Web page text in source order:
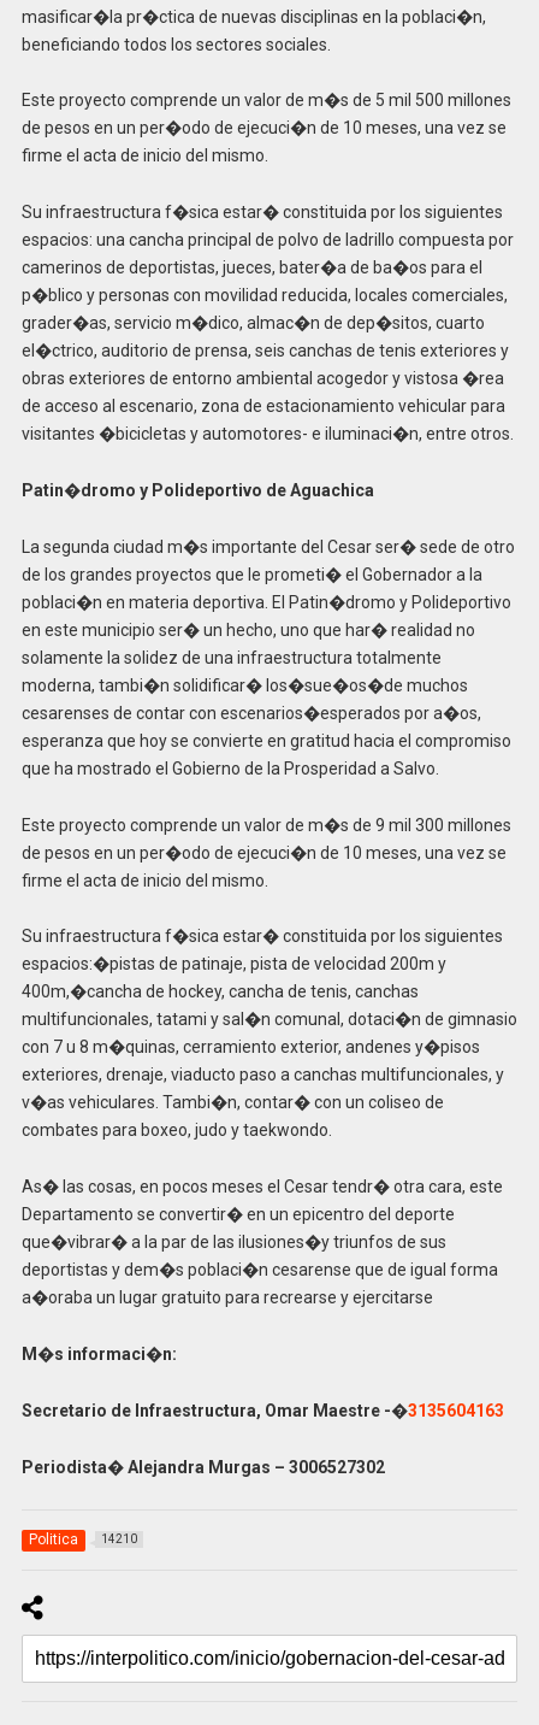
masificar�la pr�ctica de nuevas disciplinas en la poblaci�n,
beneficiando todos los sectores sociales.
Este proyecto comprende un valor de m�s de 5 mil 500 millones
de pesos en un per�odo de ejecuci�n de 10 meses, una vez se
firme el acta de inicio del mismo.
Su infraestructura f�sica estar� constituida por los siguientes
espacios: una cancha principal de polvo de ladrillo compuesta por
camerinos de deportistas, jueces, bater�a de ba�os para el
p�blico y personas con movilidad reducida, locales comerciales,
grader�as, servicio m�dico, almac�n de dep�sitos, cuarto
el�ctrico, auditorio de prensa, seis canchas de tenis exteriores y
obras exteriores de entorno ambiental acogedor y vistosa �rea
de acceso al escenario, zona de estacionamiento vehicular para
visitantes �bicicletas y automotores- e iluminaci�n, entre otros.
Patin�dromo y Polideportivo de Aguachica
La segunda ciudad m�s importante del Cesar ser� sede de otro
de los grandes proyectos que le prometi� el Gobernador a la
poblaci�n en materia deportiva. El Patin�dromo y Polideportivo
en este municipio ser� un hecho, uno que har� realidad no
solamente la solidez de una infraestructura totalmente
moderna, tambi�n solidificar� los�sue�os�de muchos
cesarenses de contar con escenarios�esperados por a�os,
esperanza que hoy se convierte en gratitud hacia el compromiso
que ha mostrado el Gobierno de la Prosperidad a Salvo.
Este proyecto comprende un valor de m�s de 9 mil 300 millones
de pesos en un per�odo de ejecuci�n de 10 meses, una vez se
firme el acta de inicio del mismo.
Su infraestructura f�sica estar� constituida por los siguientes
espacios:�pistas de patinaje, pista de velocidad 200m y
400m,�cancha de hockey, cancha de tenis, canchas
multifuncionales, tatami y sal�n comunal, dotaci�n de gimnasio
con 7 u 8 m�quinas, cerramiento exterior, andenes y�pisos
exteriores, drenaje, viaducto paso a canchas multifuncionales, y
v�as vehiculares. Tambi�n, contar� con un coliseo de
combates para boxeo, judo y taekwondo.
As� las cosas, en pocos meses el Cesar tendr� otra cara, este
Departamento se convertir� en un epicentro del deporte
que�vibrar� a la par de las ilusiones�y triunfos de sus
deportistas y dem�s poblaci�n cesarense que de igual forma
a�oraba un lugar gratuito para recrearse y ejercitarse
M�s informaci�n:
Secretario de Infraestructura, Omar Maestre -�3135604163
Periodista� Alejandra Murgas – 3006527302
Politica 14210